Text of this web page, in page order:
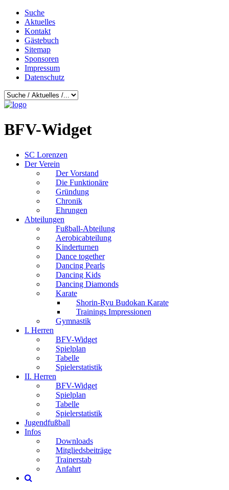
Suche
Aktuelles
Kontakt
Gästebuch
Sitemap
Sponsoren
Impressum
Datenschutz
BFV-Widget
SC Lorenzen
Der Verein
Der Vorstand
Die Funktionäre
Gründung
Chronik
Ehrungen
Abteilungen
Fußball-Abteilung
Aerobicabteilung
Kinderturnen
Dance together
Dancing Pearls
Dancing Kids
Dancing Diamonds
Karate
Shorin-Ryu Budokan Karate
Trainings Impressionen
Gymnastik
I. Herren
BFV-Widget
Spielplan
Tabelle
Spielerstatistik
II. Herren
BFV-Widget
Spielplan
Tabelle
Spielerstatistik
Jugendfußball
Infos
Downloads
Mitgliedsbeiträge
Trainerstab
Anfahrt